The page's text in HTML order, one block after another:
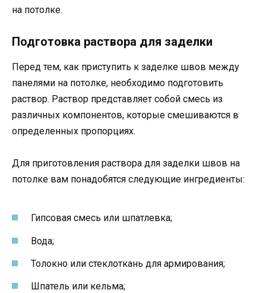
на потолке.
Подготовка раствора для заделки
Перед тем, как приступить к заделке швов между
панелями на потолке, необходимо подготовить
раствор. Раствор представляет собой смесь из
различных компонентов, которые смешиваются в
определенных пропорциях.
Для приготовления раствора для заделки швов на
потолке вам понадобятся следующие ингредиенты:
Гипсовая смесь или шпатлевка;
Вода;
Толокно или стеклоткань для армирования;
Шпатель или кельма;